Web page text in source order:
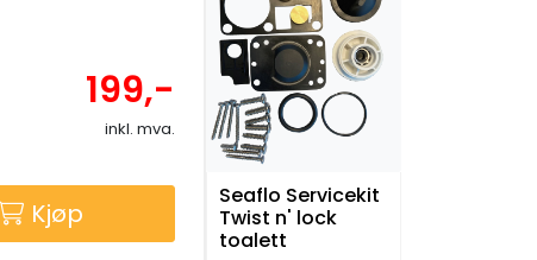
199,-
inkl. mva.
Kjøp
Seaflo Servicekit
Twist n' lock
toalett